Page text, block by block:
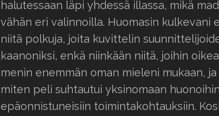
halutessaan läpi yhdessä illassa, mikä
vähän eri valinnoilla. Huomasin kulkevani
niitä polkuja, joita kuvittelin
kaanoniksi, enkä niinkään niitä, joihin
menin enemmän oman mieleni mukaan,
miten peli suhtautui yksinomaan
epäonnistuneisiin toimintakohtauksiin.